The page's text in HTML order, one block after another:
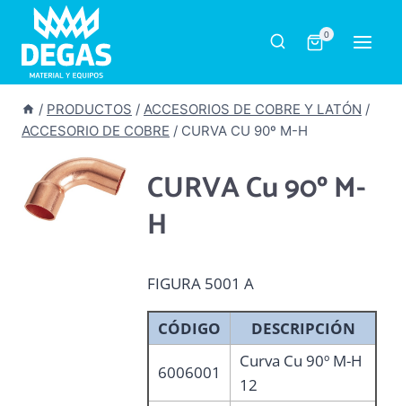
Saltar
contenido
0
/ PRODUCTOS / ACCESORIOS DE COBRE Y LATÓN /
ACCESORIO DE COBRE / CURVA CU 90º M-H
CURVA Cu 90º M-
H
FIGURA 5001 A
CÓDIGO DESCRIPCIÓN
6006001
Curva Cu 90º M-H
12